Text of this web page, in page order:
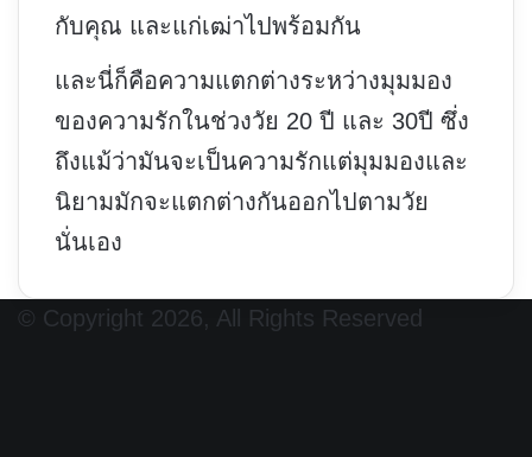
กับคุณ และแก่เฒ่าไปพร้อมกัน
และนี่ก็คือความแตกต่างระหว่างมุมมอง
ของความรักในช่วงวัย 20 ปี และ 30ปี ซึ่ง
ถึงแม้ว่ามันจะเป็นความรักแต่มุมมองและ
นิยามมักจะแตกต่างกันออกไปตามวัย
นั่นเอง
© Copyright 2026, All Rights Reserved